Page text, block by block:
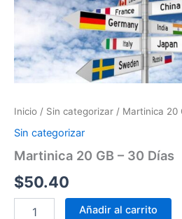
Inicio / Sin categorizar / Martinica 20
Sin categorizar
Martinica 20 GB – 30 Días
$50.40
Añadir al carrito